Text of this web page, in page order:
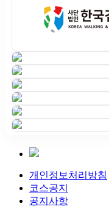
개인정보처리방침
코스공지
공지사항